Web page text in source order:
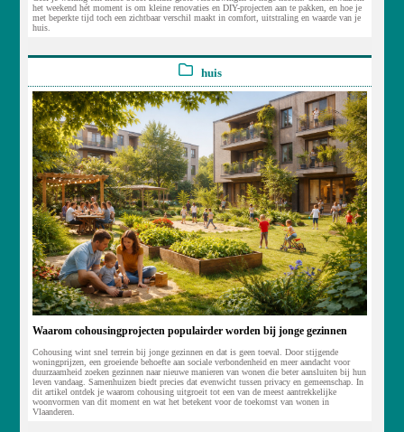
het weekend hét moment is om kleine renovaties en DIY-projecten aan te pakken, en hoe je
met beperkte tijd toch een zichtbaar verschil maakt in comfort, uitstraling en waarde van je
huis.
huis
Waarom cohousingprojecten populairder worden bij jonge gezinnen
Cohousing wint snel terrein bij jonge gezinnen en dat is geen toeval. Door stijgende
woningprijzen, een groeiende behoefte aan sociale verbondenheid en meer aandacht voor
duurzaamheid zoeken gezinnen naar nieuwe manieren van wonen die beter aansluiten bij hun
leven vandaag. Samenhuizen biedt precies dat evenwicht tussen privacy en gemeenschap. In
dit artikel ontdek je waarom cohousing uitgroeit tot een van de meest aantrekkelijke
woonvormen van dit moment en wat het betekent voor de toekomst van wonen in
Vlaanderen.